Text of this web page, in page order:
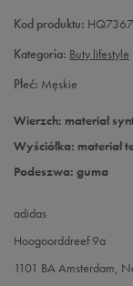
44 2/3
45 1/3 29 cm
46 29,5 cm
46 2/3
47 1/3 30,5 cm
Kod produktu: HQ7367
Kategoria: Buty lifestyle
Płeć: Męskie
Wierzch: materiał
Wyściółka: materiał
Podeszwa: guma
adidas
Hoogoorddreef 9a
1101 BA Amsterdam,